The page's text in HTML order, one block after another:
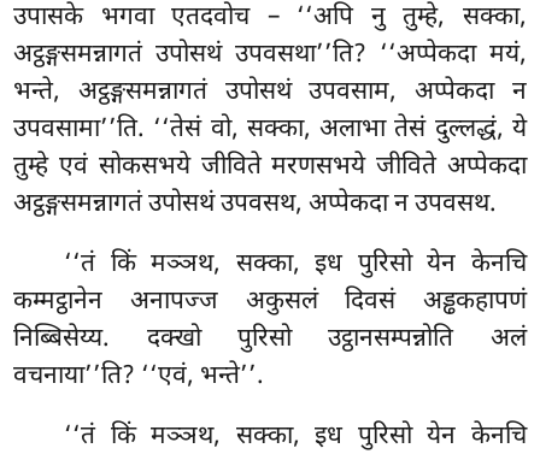
उपासके भगवा एतदवोच – ‘‘अपि नु तुम्हे, सक्का,
अट्ठङ्गसमन्नागतं उपोसथं उपवसथा’’ति? ‘‘अप्पेकदा मयं,
भन्ते, अट्ठङ्गसमन्नागतं उपोसथं उपवसाम, अप्पेकदा न
उपवसामा’’ति. ‘‘तेसं वो, सक्का, अलाभा तेसं दुल्लद्धं, ये
तुम्हे एवं सोकसभये जीविते मरणसभये जीविते अप्पेकदा
अट्ठङ्गसमन्नागतं उपोसथं उपवसथ, अप्पेकदा न उपवसथ.
‘‘तं किं मञ्ञथ, सक्का, इध पुरिसो येन केनचि
कम्मट्ठानेन अनापज्ज अकुसलं दिवसं अड्ढकहापणं
निब्बिसेय्य. दक्खो पुरिसो उट्ठानसम्पन्नोति अलं
वचनाया’’ति? ‘‘एवं, भन्ते’’.
‘‘तं किं मञ्ञथ, सक्का, इध पुरिसो येन केनचि